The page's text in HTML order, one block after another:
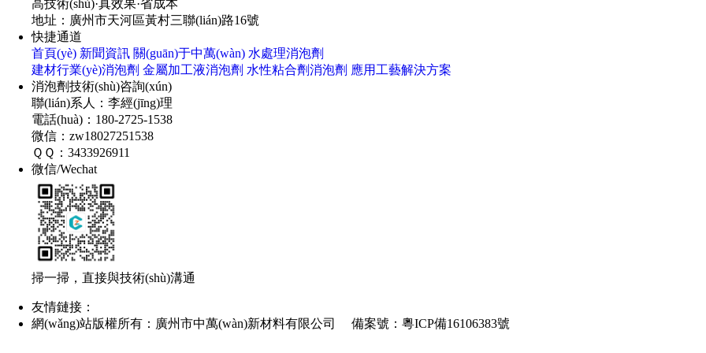
高技術(shù)·真效果·省成本
地址：廣州市天河區黃村三聯(lián)路16號
快捷通道
首頁(yè) 新聞資訊 關(guān)于中萬(wàn) 水處理消泡劑
建材行業(yè)消泡劑 金屬加工液消泡劑 水性粘合劑消泡劑 應用工藝解決方案
消泡劑技術(shù)咨詢(xún)
聯(lián)系人：李經(jīng)理
電話(huà)：180-2725-1538
微信：zw18027251538
ＱＱ：3433926911
微信/Wechat
掃一掃，直接與技術(shù)溝通
友情鏈接：
網(wǎng)站版權所有：廣州市中萬(wàn)新材料有限公司 備案號： 粵ICP備16106383號